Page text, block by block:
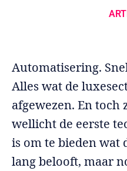
Automatisering.
Alles wat de
afgewezen. En toch
wellicht de eerste
is om te bieden wat
lang belooft, maar